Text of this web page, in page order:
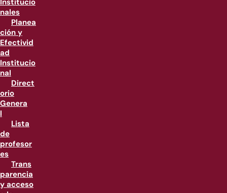
Institucio
nales
Planea
ción y
Efectivid
ad
Institucio
nal
Direct
orio
Genera
l
Lista
de
profesor
es
Trans
parencia
y acceso